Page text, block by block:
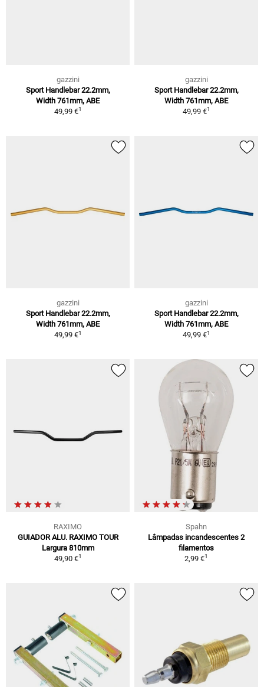
gazzini
Sport Handlebar 22.2mm,
Width 761mm, ABE
49,99 €1
gazzini
Sport Handlebar 22.2mm,
Width 761mm, ABE
49,99 €1
gazzini
Sport Handlebar 22.2mm,
Width 761mm, ABE
49,99 €1
gazzini
Sport Handlebar 22.2mm,
Width 761mm, ABE
49,99 €1
RAXIMO
GUIADOR ALU. RAXIMO TOUR
Largura 810mm
49,90 €1
Spahn
Lâmpadas incandescentes 2
filamentos
2,99 €1